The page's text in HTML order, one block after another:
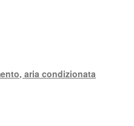
aria condizionata